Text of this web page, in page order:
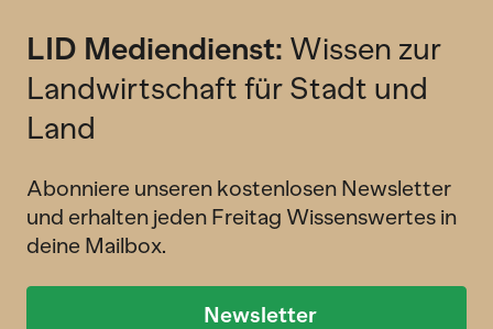
LID Mediendienst: Wissen zur
Landwirtschaft für Stadt und
Land
Abonniere unseren kostenlosen Newsletter
und erhalten jeden Freitag Wissenswertes in
deine Mailbox.
Newsletter